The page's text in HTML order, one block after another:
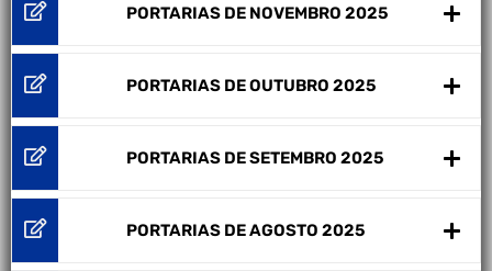
PORTARIAS DE NOVEMBRO 2025
PORTARIAS DE OUTUBRO 2025
PORTARIAS DE SETEMBRO 2025
PORTARIAS DE AGOSTO 2025